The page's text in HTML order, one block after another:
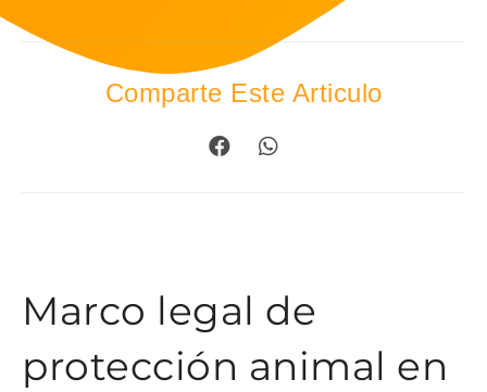
Comparte Este Articulo
Marco legal de
protección animal en